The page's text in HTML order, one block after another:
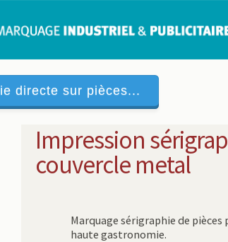
directe sur pièces...
Impression
couvercle metal
Marquage sérigraphie de pièces
haute gastronomie.